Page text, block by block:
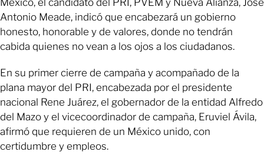
México, el candidato del PRI, PVEM y Nueva Alianza, José
Antonio Meade, indicó que encabezará un gobierno
honesto, honorable y de valores, donde no tendrán
cabida quienes no vean a los ojos a los ciudadanos.
En su primer cierre de campaña y acompañado de la
plana mayor del PRI, encabezada por el presidente
nacional Rene Juárez, el gobernador de la entidad Alfredo
del Mazo y el vicecoordinador de campaña, Eruviel Ávila,
afirmó que requieren de un México unido, con
certidumbre y empleos.